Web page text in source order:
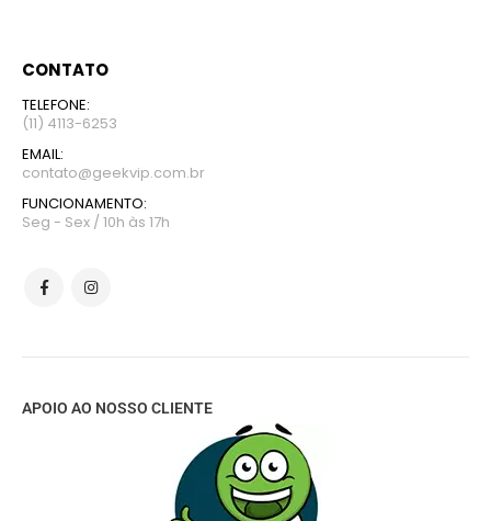
CONTATO
TELEFONE:
(11) 4113-6253
EMAIL:
contato@geekvip.com.br
FUNCIONAMENTO:
Seg - Sex / 10h às 17h
APOIO AO NOSSO CLIENTE